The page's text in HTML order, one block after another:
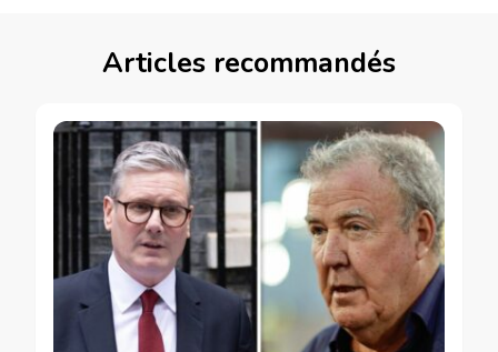
Articles recommandés